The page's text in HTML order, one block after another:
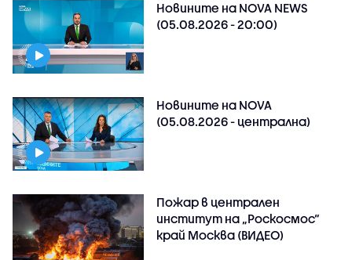
Новините на NOVA NEWS
(05.08.2026 - 20:00)
Новините на NOVA
(05.08.2026 - централна)
Пожар в централен
институт на „Роскосмос“
край Москва (ВИДЕО)